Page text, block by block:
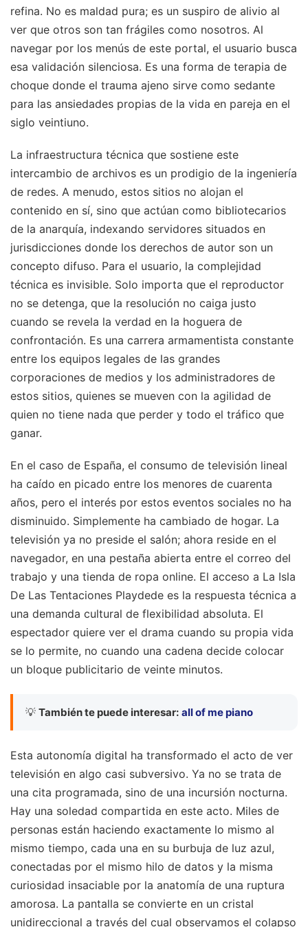
refina. No es maldad pura; es un suspiro de alivio al
ver que otros son tan frágiles como nosotros. Al
navegar por los menús de este portal, el usuario busca
esa validación silenciosa. Es una forma de terapia de
choque donde el trauma ajeno sirve como sedante
para las ansiedades propias de la vida en pareja en el
siglo veintiuno.
La infraestructura técnica que sostiene este
intercambio de archivos es un prodigio de la ingeniería
de redes. A menudo, estos sitios no alojan el
contenido en sí, sino que actúan como bibliotecarios
de la anarquía, indexando servidores situados en
jurisdicciones donde los derechos de autor son un
concepto difuso. Para el usuario, la complejidad
técnica es invisible. Solo importa que el reproductor
no se detenga, que la resolución no caiga justo
cuando se revela la verdad en la hoguera de
confrontación. Es una carrera armamentista constante
entre los equipos legales de las grandes
corporaciones de medios y los administradores de
estos sitios, quienes se mueven con la agilidad de
quien no tiene nada que perder y todo el tráfico que
ganar.
En el caso de España, el consumo de televisión lineal
ha caído en picado entre los menores de cuarenta
años, pero el interés por estos eventos sociales no ha
disminuido. Simplemente ha cambiado de hogar. La
televisión ya no preside el salón; ahora reside en el
navegador, en una pestaña abierta entre el correo del
trabajo y una tienda de ropa online. El acceso a La Isla
De Las Tentaciones Playdede es la respuesta técnica a
una demanda cultural de flexibilidad absoluta. El
espectador quiere ver el drama cuando su propia vida
se lo permite, no cuando una cadena decide colocar
un bloque publicitario de veinte minutos.
💡 También te puede interesar: all of me piano
Esta autonomía digital ha transformado el acto de ver
televisión en algo casi subversivo. Ya no se trata de
una cita programada, sino de una incursión nocturna.
Hay una soledad compartida en este acto. Miles de
personas están haciendo exactamente lo mismo al
mismo tiempo, cada una en su burbuja de luz azul,
conectadas por el mismo hilo de datos y la misma
curiosidad insaciable por la anatomía de una ruptura
amorosa. La pantalla se convierte en un cristal
unidireccional a través del cual observamos el colapso